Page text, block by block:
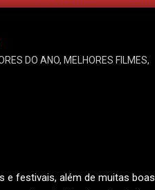
DO ANO, MELHORES FILMES,
e festivais, além de muitas boas